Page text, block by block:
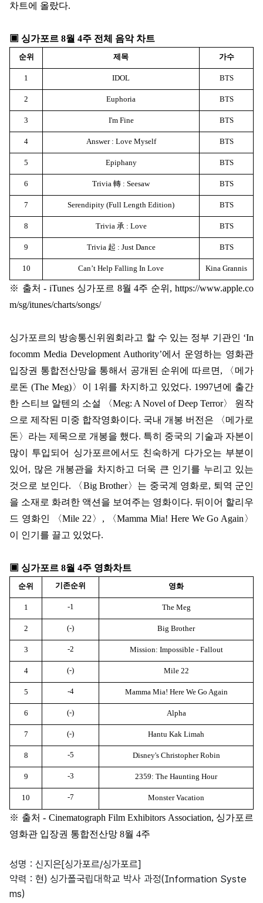
차트에 올랐다.
▣ 싱가포르 8월 4주 전체 음악 차트
순위 제목 가수
1 IDOL BTS
2 Euphoria BTS
3 I'm Fine BTS
4 Answer : Love Myself BTS
5 Epiphany BTS
6 Trivia 轉 : Seesaw BTS
7 Serendipity (Full Length Edition) BTS
8 Trivia 承 : Love BTS
9 Trivia 起 : Just Dance BTS
10 Can’t Help Falling In Love Kina Grannis
※ 출처- iTunes 싱가포르 8월4주 순위 , https://www.apple.co
m/sg/itunes/charts/songs/
싱가포르의 방송통신위원회라고 할 수 있는 정부 기관인 ‘In
focomm Media Development Authority’에서 운영하는 영화관
입장권 통합전산망을 통해서 공개된 순위에 따르면 , 〈 메가
로돈 (The Meg)〉 이 1 위를 차지하고 있었다. 1997년에 출간
한 스티브 알텐의 소설
〈Meg: A Novel of Deep Terror〉 원작
으로 제작된 미중 합작영화이다. 국내 개봉 버전은 〈메가로
돈〉 라는 제목으로 개봉을 했다. 특히 중국의 기술과 자본이
많이 투입되어 싱가포르에서도 친숙하게 다가오는 부분이
있어 , 많은 개봉관을 차지하고 더욱 큰 인기를 누리고 있는
것으로 보인다. 〈Big Brother〉 는 중국계 영화로, 퇴역 군인
을 소재로 화려한 액션을 보여주는 영화이다. 뒤이어 할리우
드 영화인
〈Mile 22 〉 , 〈Mamma Mia! Here We Go Again 〉
이 인기를 끌고 있었다.
▣ 싱가포르 8월 4주 영화차트
순위 기존순위 영화
1 -1 The Meg
2 (-) Big Brother
3 -2 Mission: Impossible - Fallout
4 (-) Mile 22
5 -4 Mamma Mia! Here We Go Again
6 (-) Alpha
7 (-) Hantu Kak Limah
8 -5 Disney's Christopher Robin
9 -3 2359: The Haunting Hour
10 -7 Monster Vacation
※ 출처- Cinematograph Film Exhibitors Association, 싱가포르
영화관 입장권 통합전산망 8월 4주
성명 : 신지은[싱가포르/싱가포르]
약력 : 현) 싱가폴국립대학교 박사 과정(Information Syste
ms)